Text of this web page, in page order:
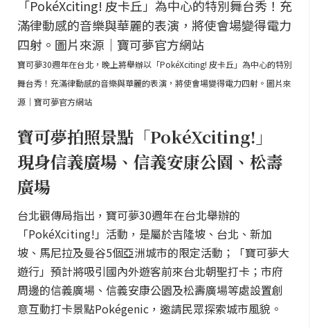
寶可夢30週年在台北，晚上將舉辦以「PokéXciting! 皮卡丘」為中心的特別
舞台秀！充滿律動感的音樂與華麗的表演，將使會場變得電力四射。圖片來
源｜寶可夢官方網站
寶可夢拍照景點「PokéXciting!」
現身信義廣場、信義安康公園、松壽
廣場
台北觀傳局指出，寶可夢30週年在台北舉辦的
「PokéXciting!」活動，是屬於吉隆坡、台北、新加
坡、馬尼拉及曼谷5個亞洲城市的限定活動；「寶可夢大
遊行」預計將吸引國內外遊客前來台北朝聖打卡；市府
周邊的信義廣場、信義安康公園及松壽廣場等處設置創
意互動打卡景點Pokégenic，邀請民眾探索城市風貌。